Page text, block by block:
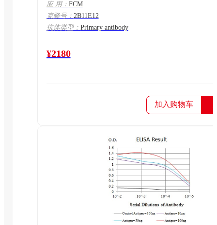
应 用： FCM
克隆号： 2B11E12
抗体类型： Primary antibody
¥2180
加入购物车